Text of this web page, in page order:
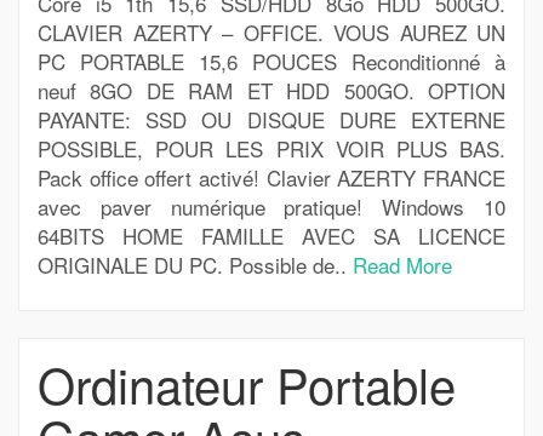
CLAVIER AZERTY – OFFICE. VOUS AUREZ UN
PC PORTABLE 15,6 POUCES Reconditionné à
neuf 8GO DE RAM ET HDD 500GO. OPTION
PAYANTE: SSD OU DISQUE DURE EXTERNE
POSSIBLE, POUR LES PRIX VOIR PLUS BAS.
Pack office offert activé! Clavier AZERTY FRANCE
avec paver numérique pratique! Windows 10
64BITS HOME FAMILLE AVEC SA LICENCE
ORIGINALE DU PC. Possible de.. Read More
Ordinateur Portable